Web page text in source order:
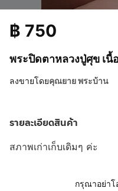
พระปิดตาหลวงปู่ศุข เนื้
฿ 750
ลงขายโดยคุณยาย พระบ้าน
รายละเอียดสินค้า
สภาพเก่าเก็บเดิมๆ ค่ะ
กรุณาอย่าโ